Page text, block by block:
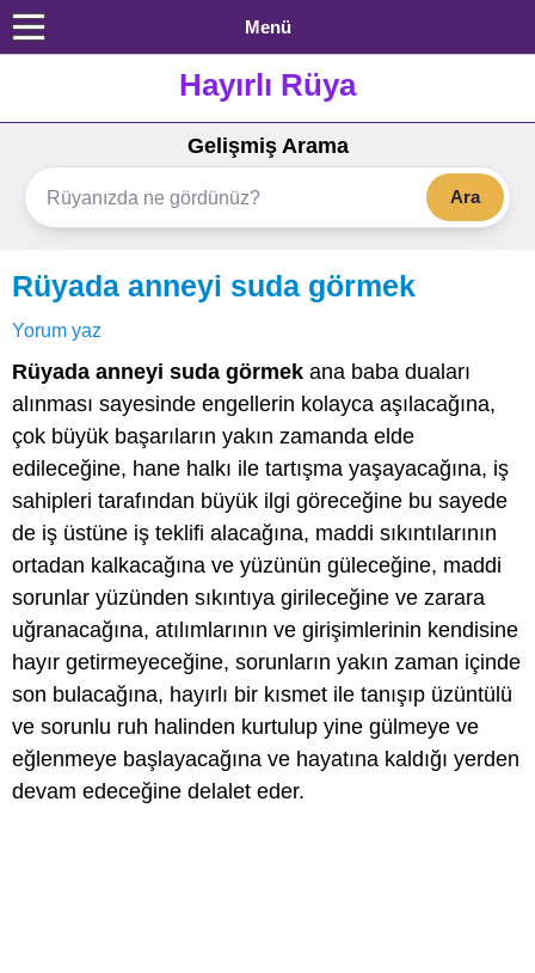
Menü
Hayırlı Rüya
Gelişmiş Arama
Ara
Rüyada anneyi suda görmek
Yorum yaz
Rüyada anneyi suda görmek ana baba duaları
alınması sayesinde engellerin kolayca aşılacağına,
çok büyük başarıların yakın zamanda elde
edileceğine, hane halkı ile tartışma yaşayacağına, iş
sahipleri tarafından büyük ilgi göreceğine bu sayede
de iş üstüne iş teklifi alacağına, maddi sıkıntılarının
ortadan kalkacağına ve yüzünün güleceğine, maddi
sorunlar yüzünden sıkıntıya girileceğine ve zarara
uğranacağına, atılımlarının ve girişimlerinin kendisine
hayır getirmeyeceğine, sorunların yakın zaman içinde
son bulacağına, hayırlı bir kısmet ile tanışıp üzüntülü
ve sorunlu ruh halinden kurtulup yine gülmeye ve
eğlenmeye başlayacağına ve hayatına kaldığı yerden
devam edeceğine delalet eder.